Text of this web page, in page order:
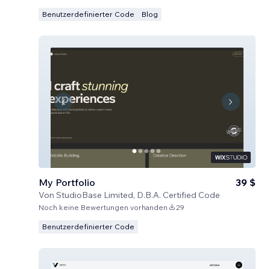
Benutzerdefinierter Code Blog
My Portfolio
Von StudioBase Limited, D.B.A. Certified Code
39 $
Noch keine Bewertungen vorhanden 29
Benutzerdefinierter Code